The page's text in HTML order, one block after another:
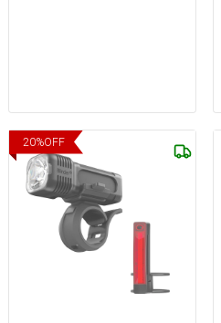
20%OFF